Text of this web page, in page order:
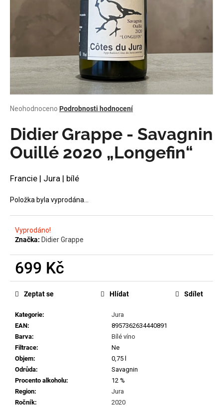
Průměrné
produktu
je
0,0
z
hvězdiček.
Neohodnoceno Podrobnosti hodnocení
Didier Grappe - Savagnin
Ouillé 2020 „Longefin“
Francie | Jura | bílé
Položka byla vyprodána…
Vyprodáno!
Značka: Didier Grappe
699 Kč
Měrná
cena:
Kategorie:
Jura
EAN:
8957362634440891
Barva:
Bílé víno
Filtrace:
Ne
Objem:
0,75 l
Odrůda:
Savagnin
Procento alkoholu:
12 %
Region:
Jura
Ročník:
2020
Zeptat se Hlídat Sdílet
?
D
p
r
u
č
u
e
m
e
TSCHIDA
HIMMEL
AUF
ERDEN
II.
MAISCHEVERGOREN
2024
699
Kč